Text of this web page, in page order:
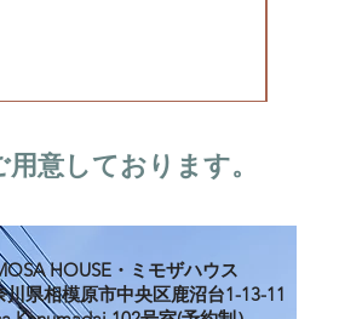
意しております。
HOUSE・ミモザハウス
川県相模原市中央区鹿沼台1-13-11